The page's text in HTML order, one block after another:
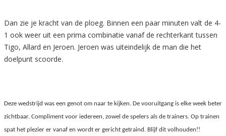
Dan zie je kracht van de ploeg. Binnen een paar minuten valt de 4-
1 ook weer uit een prima combinatie vanaf de rechterkant tussen
Tigo, Allard en Jeroen. Jeroen was uiteindelijk de man die het
doelpunt scoorde.
Deze wedstrijd was een genot om naar te kijken. De vooruitgang is elke week beter
zichtbaar. Compliment voor iedereen, zowel de spelers als de trainers. Op trainen
spat het plezier er vanaf en wordt er gericht getraind. Blijf dit volhouden!!